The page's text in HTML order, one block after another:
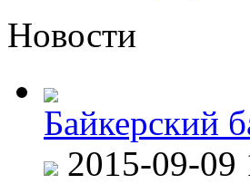
Новости
Байкерский
2015-09-09